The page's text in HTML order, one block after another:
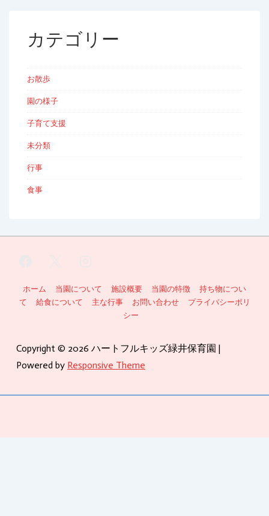
カテゴリー
お散歩
園の様子
子育て支援
未分類
行事
食事
フ
ー
ホーム 当園について 施設概要 当園の特徴
持ち物につい
て
給食について 主な行事 お問い合わせ
プライバシーポリ
シー
Copyright © 2026 ハートフルキッズ緑井保育園 |
Powered by Responsive Theme